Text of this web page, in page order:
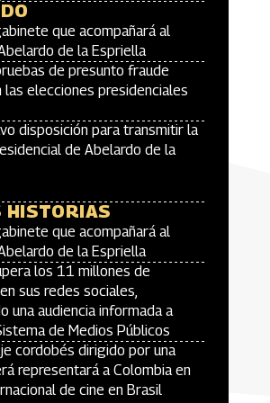
que acompañará al
de la Espriella
de presunto fraude
elecciones presidenciales
disposición para transmitir la
de Abelardo de la
HISTORIAS
que acompañará al
de la Espriella
los 11 millones de
sus redes sociales,
una audiencia informada a
de Medios Públicos
cordobés dirigido por una
representará a Colombia en
de cine en Brasil